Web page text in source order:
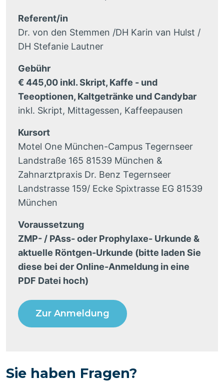
Referent/in
Dr. von den Stemmen /DH Karin van Hulst /
DH Stefanie Lautner
Gebühr
€ 445,00 inkl. Skript, Kaffe - und
Teeoptionen, Kaltgetränke und Candybar
inkl. Skript, Mittagessen, Kaffeepausen
Kursort
Motel One München-Campus Tegernseer
Landstraße 165 81539 München &
Zahnarztpraxis Dr. Benz Tegernseer
Landstrasse 159/ Ecke Spixtrasse EG 81539
München
Voraussetzung
ZMP- / PAss- oder Prophylaxe- Urkunde &
aktuelle Röntgen-Urkunde (bitte laden Sie
diese bei der Online-Anmeldung in eine
PDF Datei hoch)
Zur Anmeldung
Sie haben Fragen?